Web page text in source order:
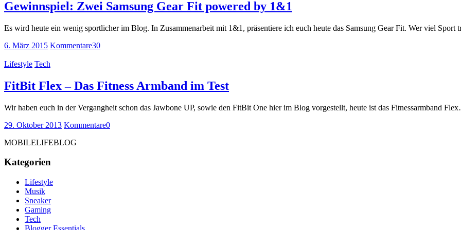
Gewinnspiel: Zwei Samsung Gear Fit powered by 1&1
Es wird heute ein wenig sportlicher im Blog. In Zusammenarbeit mit 1&1, präsentiere ich euch heute das Samsung Gear Fit. Wer viel Sport
6. März 2015 Kommentare30
Lifestyle Tech
FitBit Flex – Das Fitness Armband im Test
Wir haben euch in der Vergangheit schon das Jawbone UP, sowie den FitBit One hier im Blog vorgestellt, heute ist das Fitnessarmband
29. Oktober 2013 Kommentare0
MOBILELIFEBLOG
Kategorien
Lifestyle
Musik
Sneaker
Gaming
Tech
Blogger Essentials